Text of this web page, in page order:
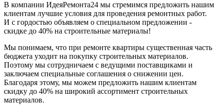
В компании ИдеяРемонта24 мы стремимся предложить нашим
клиентам лучшие условия для проведения ремонтных работ.
И с гордостью объявляем о специальном предложении -
скидке до 40% на строительные материалы!
Мы понимаем, что при ремонте квартиры существенная часть
бюджета уходит на покупку строительных материалов.
Поэтому мы сотрудничаем с ведущими поставщиками и
заключаем специальные соглашения о снижении цен.
Благодаря этому, мы можем предложить нашим клиентам
скидку до 40% на широкий ассортимент строительных
материалов.